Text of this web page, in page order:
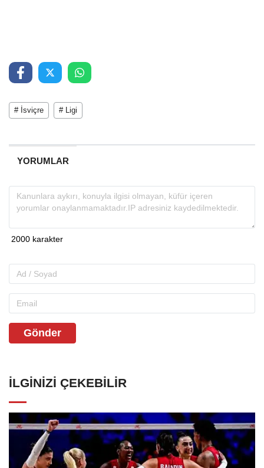
# İsviçre # Ligi
YORUMLAR
Gönder
İLGINIZI ÇEKEBILIR